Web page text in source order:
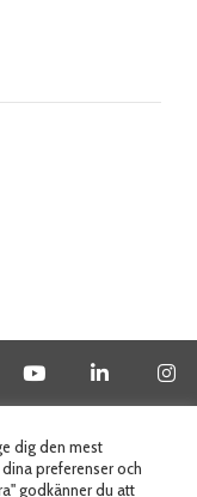
dig den mest
preferenser och
godkänner du att